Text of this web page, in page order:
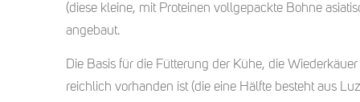
(diese kleine, mit Proteinen vollgepackte Bohne
angebaut.
Die Basis für die Fütterung der Kühe, die
reichlich vorhanden ist (die eine Hälfte besteht aus